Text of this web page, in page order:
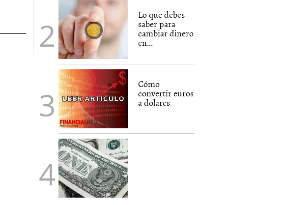
Lo que debes
saber para
cambiar dinero
en...
Cómo
convertir euros
a dolares